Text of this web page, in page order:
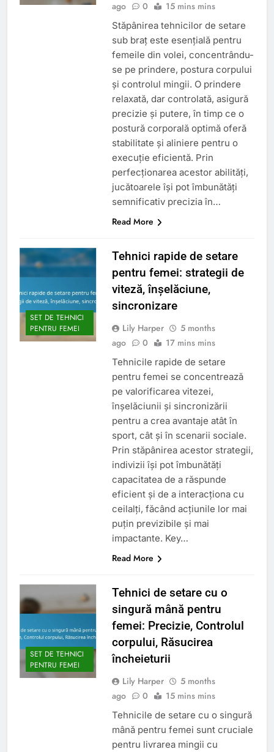
ago 0 15 mins mins
Stăpânirea tehnicilor de setare
sub braț este esențială pentru
femeile din volei, concentrându-
se pe prindere, postura corpului
și controlul mingii. O prindere
relaxată, dar controlată, asigură
precizie și putere, în timp ce o
postură corporală optimă oferă
stabilitate și aliniere pentru o
execuție eficientă. Prin
perfecționarea acestor abilități,
jucătoarele își pot îmbunătăți
semnificativ precizia în…
Read More
SET DE TEHNICI
PENTRU FEMEI
Tehnici rapide de setare
pentru femei: strategii de
viteză, înșelăciune,
sincronizare
Lily Harper
5 months
ago
0 17 mins mins
Tehnicile rapide de setare
pentru femei se concentrează
pe valorificarea vitezei,
înșelăciunii și sincronizării
pentru a crea avantaje atât în
sport, cât și în scenarii sociale.
Prin stăpânirea acestor strategii,
indivizii își pot îmbunătăți
capacitatea de a răspunde
eficient și de a interacționa cu
ceilalți, făcând acțiunile lor mai
puțin previzibile și mai
impactante. Key…
Read More
SET DE TEHNICI
PENTRU FEMEI
Tehnici de setare cu o
singură mână pentru
femei: Precizie, Controlul
corpului, Răsucirea
încheieturii
Lily Harper
5 months
ago
0 15 mins mins
Tehnicile de setare cu o singură
mână pentru femei sunt cruciale
pentru livrarea mingii cu